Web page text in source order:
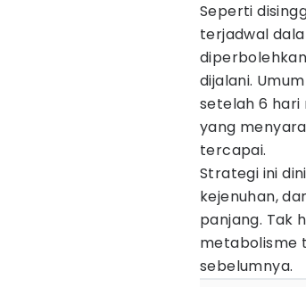
Seperti
terjadwal
dijalani.
setelah 6 hari
yang
tercapai.
Strategi ini
kejenuhan,
panjang. Tak
metabolisme
sebelumnya.